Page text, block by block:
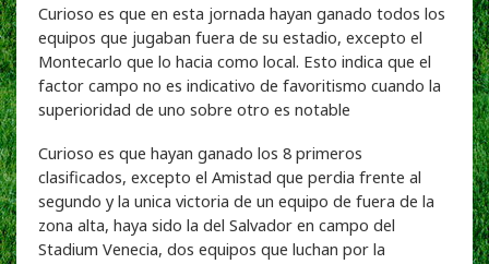
Curioso es que en esta jornada hayan ganado todos los
equipos que jugaban fuera de su estadio, excepto el
Montecarlo que lo hacia como local. Esto indica que el
factor campo no es indicativo de favoritismo cuando la
superioridad de uno sobre otro es notable
Curioso es que hayan ganado los 8 primeros
clasificados, excepto el Amistad que perdia frente al
segundo y la unica victoria de un equipo de fuera de la
zona alta, haya sido la del Salvador en campo del
Stadium Venecia, dos equipos que luchan por la